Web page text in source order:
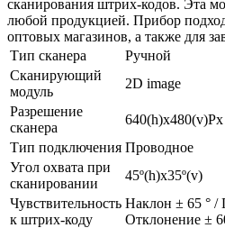
сканирования штрих-кодов. Эта
любой продукцией. Прибор
оптовых магазинов, а также для
Тип сканера
Ручной
Сканирующий
модуль
2D image
Разрешение
сканера
640(h)х480(v)Px
Тип подключения Проводное
Угол охвата при
сканировании
45º(h)x35º(v)
Чувствительность
к штрих-коду
Наклон ± 65 ° /
Отклонение ±